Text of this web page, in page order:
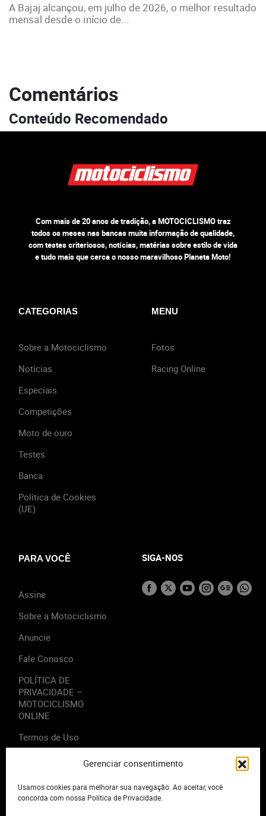
Gerenciar consentimento
Usamos cookies para melhorar sua navegação. Ao aceitar, você
concorda com nossa Política de Privacidade.
A Bajaj alcançou, em julho de 2026, o melhor resultado
mensal desde o início de...
Comentários
Conteúdo Recomendado
Com mais de 20 anos de tradição, a MOTOCICLISMO traz
todos os meses nas bancas muita informação de qualidade,
com testes criteriosos, notícias, matérias sobre estilo de vida
e tudo mais que cerca o nosso maravilhoso Planeta Moto!
CATEGORIAS
Sobre a Motociclismo
Notícias
Especiais
Competições
Moto de ouro
Testes
Banca
Política de Cookies
(UE)
MENU
Fotos
Racing Online
PARA VOCÊ
Assine
Sobre a Motociclismo
Anuncie
Fale Conosco
POLÍTICA DE
PRIVACIDADE –
MOTOCICLISMO
ONLINE
Termos de Uso
SIGA-NOS
2023 - Editora Motor Midia. Todos os direitos reservados.